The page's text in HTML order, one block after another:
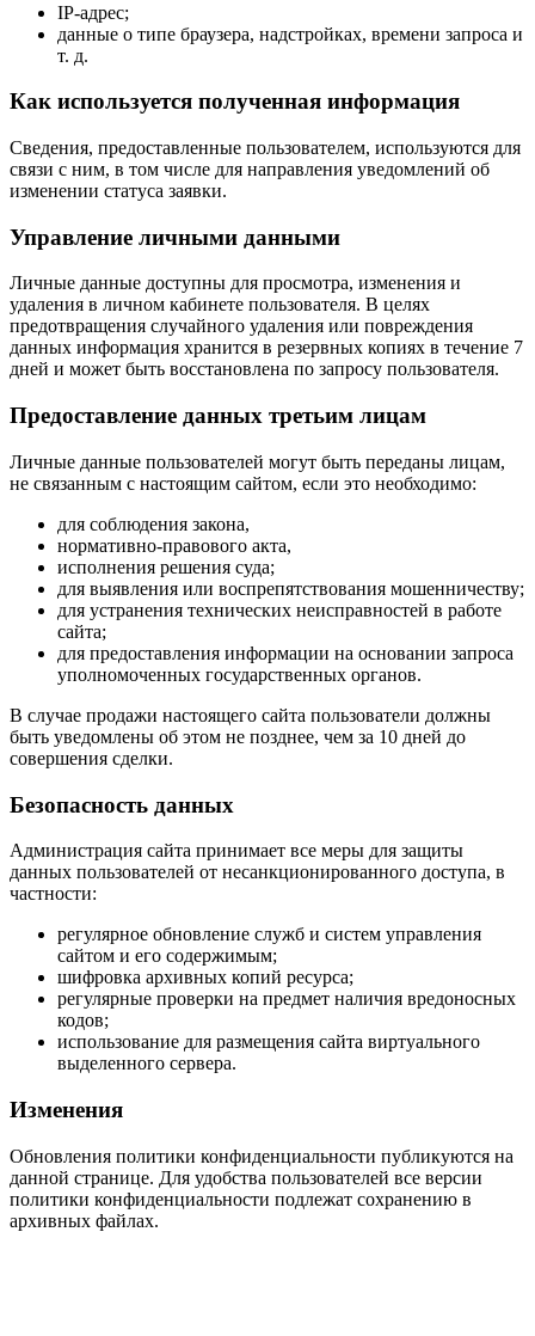
IP-адрес;
данные о типе браузера, надстройках, времени запроса и
т. д.
Как используется полученная информация
Сведения, предоставленные пользователем, используются для
связи с ним, в том числе для направления уведомлений об
изменении статуса заявки.
Управление личными данными
Личные данные доступны для просмотра, изменения и
удаления в личном кабинете пользователя. В целях
предотвращения случайного удаления или повреждения
данных информация хранится в резервных копиях в течение 7
дней и может быть восстановлена по запросу пользователя.
Предоставление данных третьим лицам
Личные данные пользователей могут быть переданы лицам,
не связанным с настоящим сайтом, если это необходимо:
для соблюдения закона,
нормативно-правового акта,
исполнения решения суда;
для выявления или воспрепятствования мошенничеству;
для устранения технических неисправностей в работе
сайта;
для предоставления информации на основании запроса
уполномоченных государственных органов.
В случае продажи настоящего сайта пользователи должны
быть уведомлены об этом не позднее, чем за 10 дней до
совершения сделки.
Безопасность данных
Администрация сайта принимает все меры для защиты
данных пользователей от несанкционированного доступа, в
частности:
регулярное обновление служб и систем управления
сайтом и его содержимым;
шифровка архивных копий ресурса;
регулярные проверки на предмет наличия вредоносных
кодов;
использование для размещения сайта виртуального
выделенного сервера.
Изменения
Обновления политики конфиденциальности публикуются на
данной странице. Для удобства пользователей все версии
политики конфиденциальности подлежат сохранению в
архивных файлах.